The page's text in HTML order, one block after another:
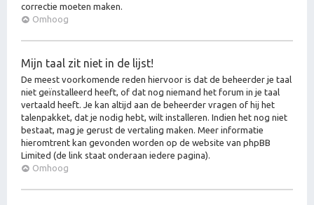
correctie moeten maken.
Omhoog
Mijn taal zit niet in de lijst!
De meest voorkomende reden hiervoor is dat de beheerder je taal
niet geïnstalleerd heeft, of dat nog niemand het forum in je taal
vertaald heeft. Je kan altijd aan de beheerder vragen of hij het
talenpakket, dat je nodig hebt, wilt installeren. Indien het nog niet
bestaat, mag je gerust de vertaling maken. Meer informatie
hieromtrent kan gevonden worden op de website van phpBB
Limited (de link staat onderaan iedere pagina).
Omhoog